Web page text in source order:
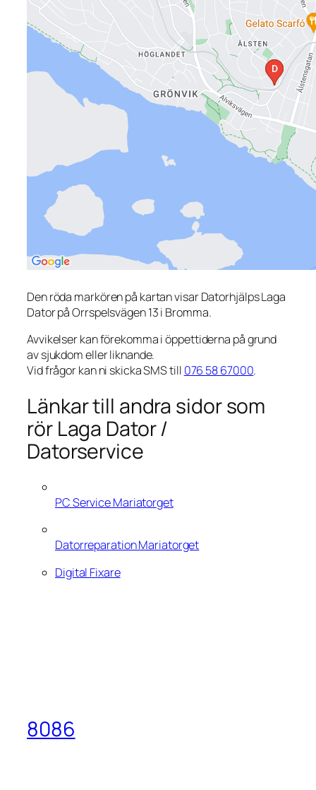
Den röda markören på kartan visar Datorhjälps Laga
Dator på Orrspelsvägen 13 i Bromma.
Avvikelser kan förekomma i öppettiderna på grund
av sjukdom eller liknande.
Vid frågor kan ni skicka SMS till 076 58 67000.
Länkar till andra sidor som
rör Laga Dator /
Datorservice
PC Service Mariatorget
Datorreparation Mariatorget
Digital Fixare
8086